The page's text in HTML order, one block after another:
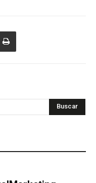
Buscar